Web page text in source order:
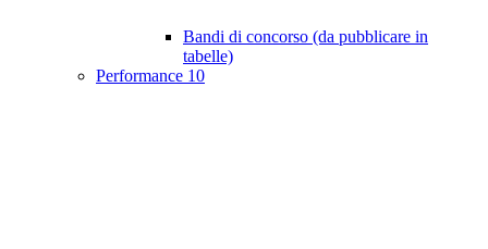
Bandi di concorso (da pubblicare in
tabelle)
Performance 10